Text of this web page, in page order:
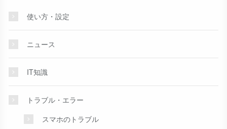
使い方・設定
ニュース
IT知識
トラブル・エラー
スマホのトラブル